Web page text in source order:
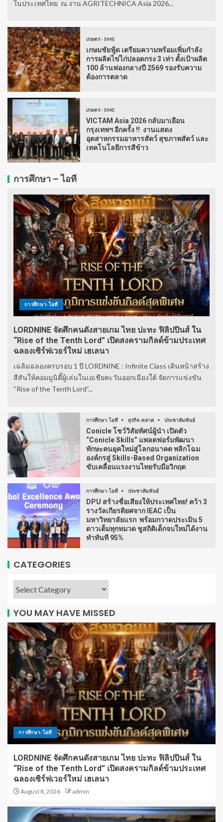
ในประเทศไทย ณ งาน AGRITECHNICA Asia 2026...
เกษตร - SME
เกษมชัยฟู้ด เตรียมความพร้อมเพิ่มกำลัง
การผลิตไข่ไก่ปลอดกรง 3 เท่า ตั้งเป้าผลิต
100 ล้านฟองกลางปี 2569 รองรับความ
ต้องการตลาด
เกษตร - SME
VICTAM Asia 2026 กลับมาเยือน
กรุงเทพฯ อีกครั้ง !! งานแสดง
อุตสาหกรรมอาหารสัตว์ สุขภาพสัตว์ และ
เทคโนโลยีการสีข้าว
การศึกษา – ไอที
การศึกษา-ไอที
LORDNINE จัดศึกคนดังสายเกม ไทย ปะทะ ฟิลิปปินส์ ใน
“Rise of the Tenth Lord” เปิดสงครามกิลด์ข้ามประเทศ
ฉลองเซิร์ฟเวอร์ใหม่ เฮเลนา
เฉลิมฉลองครบรอบ 1 ปี LORDNINE : Infinite Class เดินหน้าสร้าง
สีสันให้คอมมูนิตี้ผู้เล่นในเอเชียตะวันออกเฉียงใต้ จัดการแข่งขัน
“Rise of the Tenth Lord”...
การศึกษา-ไอที ธุรกิจ-ตลาด ประชาสัมพันธ์
Conicle โชว์วิสัยทัศน์ผู้นำ เปิดตัว
“Conicle Skills” แพลตฟอร์มพัฒนา
ทักษะคนยุคใหม่สู่โลกอนาคต พลิกโฉม
องค์กรสู่ Skills-Based Organization
ขับเคลื่อนแรงงานไทยรับมือวิกฤต
การศึกษา-ไอที ประชาสัมพันธ์
DPU สร้างชื่อเสียงให้ประเทศไทย! คว้า 3
รางวัลเกียรติยศจาก IEAC เป็น
มหาวิทยาลัยแรก พร้อมกวาดประเมิน 5
ดาวเต็มทุกหมวด ชูสถิติเด็กจบใหม่ได้งาน
ทำทันที 95%
CATEGORIES
YOU MAY HAVE MISSED
การศึกษา-ไอที
LORDNINE จัดศึกคนดังสายเกม ไทย ปะทะ ฟิลิปปินส์ ใน
“Rise of the Tenth Lord” เปิดสงครามกิลด์ข้ามประเทศ
ฉลองเซิร์ฟเวอร์ใหม่ เฮเลนา
August 8, 2026 admin